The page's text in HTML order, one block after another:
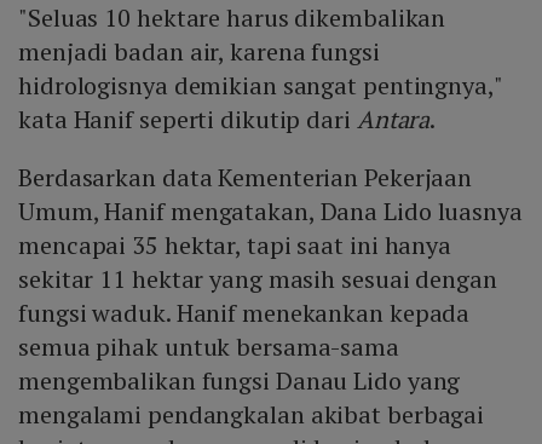
"Seluas 10 hektare harus dikembalikan
menjadi badan air, karena fungsi
hidrologisnya demikian sangat pentingnya,"
kata Hanif seperti dikutip dari Antara.
Berdasarkan data Kementerian Pekerjaan
Umum, Hanif mengatakan, Dana Lido luasnya
mencapai 35 hektar, tapi saat ini hanya
sekitar 11 hektar yang masih sesuai dengan
fungsi waduk. Hanif menekankan kepada
semua pihak untuk bersama-sama
mengembalikan fungsi Danau Lido yang
mengalami pendangkalan akibat berbagai